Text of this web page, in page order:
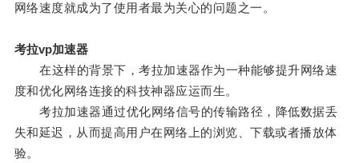
网络速度就成为了使用者最为关心的问题之一。
考拉vp加速器
在这样的背景下，考拉加速器作为一种能够提升网络速
度和优化网络连接的科技神器应运而生。
考拉加速器通过优化网络信号的传输路径，降低数据丢
失和延迟，从而提高用户在网络上的浏览、下载或者播放体
验。